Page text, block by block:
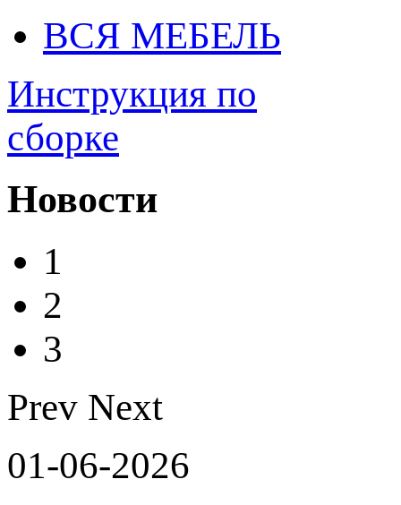
ВСЯ МЕБЕЛЬ
Инструкция по
сборке
Новости
1
2
3
Prev Next
01-06-2026